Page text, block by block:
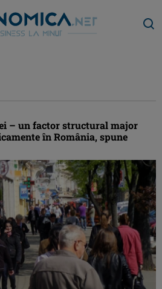
– un factor structural major
în România, spune